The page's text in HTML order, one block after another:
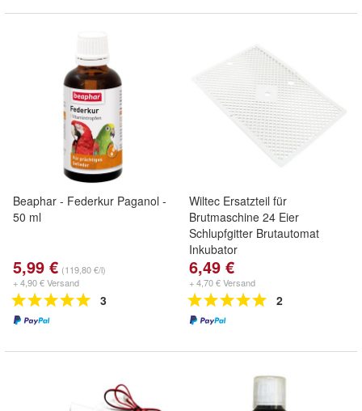
Beaphar - Federkur Paganol -
50 ml
5,99 € (119,80 €/l)
+ 4,90 € Versand
3
Wiltec Ersatzteil für
Brutmaschine 24 Eier
Schlupfgitter Brutautomat
Inkubator
6,49 €
+ 4,70 € Versand
2